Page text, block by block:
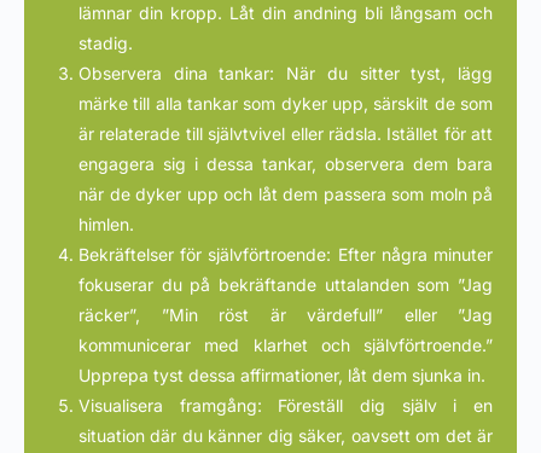
lämnar din kropp. Låt din andning bli långsam och
stadig.
Observera dina tankar: När du sitter tyst, lägg
märke till alla tankar som dyker upp, särskilt de som
är relaterade till självtvivel eller rädsla. Istället för att
engagera sig i dessa tankar, observera dem bara
när de dyker upp och låt dem passera som moln på
himlen.
Bekräftelser för självförtroende: Efter några minuter
fokuserar du på bekräftande uttalanden som ”Jag
räcker”, ”Min röst är värdefull” eller ”Jag
kommunicerar med klarhet och självförtroende.”
Upprepa tyst dessa affirmationer, låt dem sjunka in.
Visualisera framgång: Föreställ dig själv i en
situation där du känner dig säker, oavsett om det är